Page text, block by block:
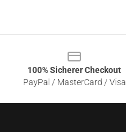
100% Sicherer Checkout
PayPal / MasterCard / Visa